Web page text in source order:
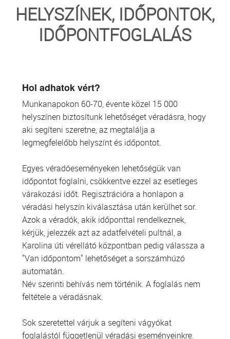
VÉRADÁS
ŐSSEJT DONÁCIÓ
VÁRÓLISTÁK
HELYSZÍNEK, IDŐPONTOK,
IDŐPONTFOGLALÁS
Hol adhatok vért?
Munkanapokon 60-70, évente közel 15 000
helyszínen biztosítunk lehetőséget véradásra, hogy
aki segíteni szeretne, az megtalálja a
legmegfelelőbb helyszínt és időpontot.
Egyes véradóeseményeken lehetőségük van
időpontot foglalni, csökkentve ezzel az esetleges
várakozási időt. Regisztrációra a honlapon a
véradási helyszín kiválasztása után kerülhet sor.
Azok a véradók, akik időponttal rendelkeznek,
kérjük, jelezzék azt az adatfelvételi pultnál, a
Karolina úti vérellátó központban pedig válassza a
"Van időpontom" lehetőséget a sorszámhúzó
automatán.
Név szerinti behívás nem történik. A foglalás nem
feltétele a véradásnak.
Sok szeretettel várjuk a segíteni vágyókat
foglalástól függetlenül véradási eseményeinkre.